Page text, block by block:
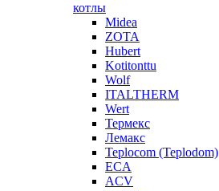
котлы
Midea
ZOTA
Hubert
Kotitonttu
Wolf
ITALTHERM
Wert
Термекс
Лемакс
Teplocom (Teplodom)
ECA
ACV